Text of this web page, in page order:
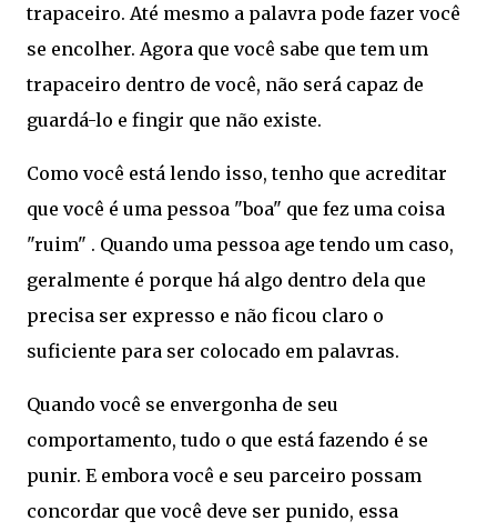
trapaceiro. Até mesmo a palavra pode fazer você
se encolher. Agora que você sabe que tem um
trapaceiro dentro de você, não será capaz de
guardá-lo e fingir que não existe.
Como você está lendo isso, tenho que acreditar
que você é uma pessoa "boa" que fez uma coisa
"ruim" . Quando uma pessoa age tendo um caso,
geralmente é porque há algo dentro dela que
precisa ser expresso e não ficou claro o
suficiente para ser colocado em palavras.
Quando você se envergonha de seu
comportamento, tudo o que está fazendo é se
punir. E embora você e seu parceiro possam
concordar que você deve ser punido, essa